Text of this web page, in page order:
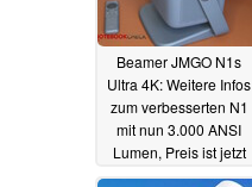
Beamer JMGO N1s
Ultra 4K: Weitere Infos
zum verbesserten N1
mit nun 3.000 ANSI
Lumen, Preis ist jetzt
bekannt14.05.2024